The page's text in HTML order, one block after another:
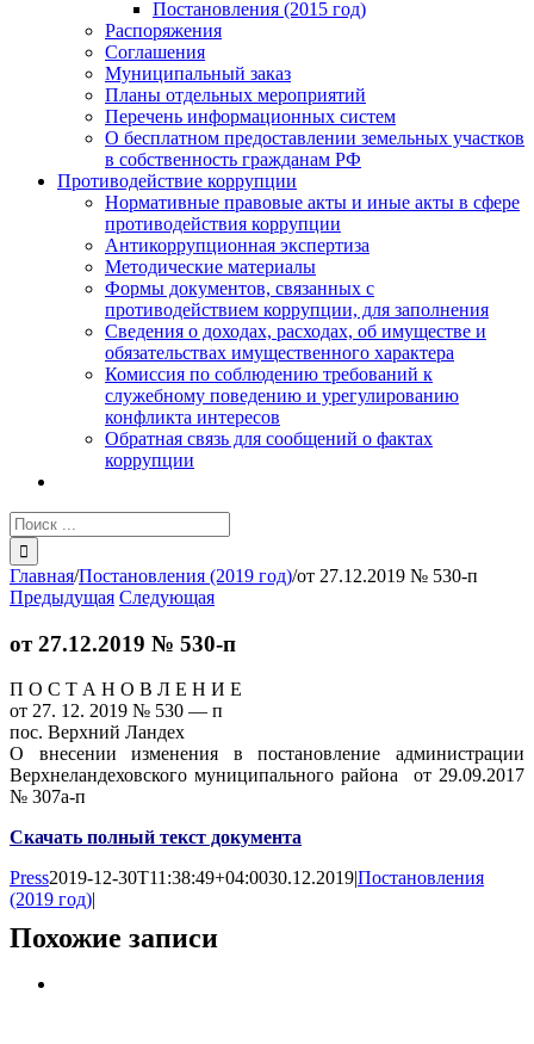
Постановления (2015 год)
Распоряжения
Соглашения
Муниципальный заказ
Планы отдельных мероприятий
Перечень информационных систем
О бесплатном предоставлении земельных участков
в собственность гражданам РФ
Противодействие коррупции
Нормативные правовые акты и иные акты в сфере
противодействия коррупции
Антикоррупционная экспертиза
Методические материалы
Формы документов, связанных с
противодействием коррупции, для заполнения
Сведения о доходах, расходах, об имуществе и
обязательствах имущественного характера
Комиссия по соблюдению требований к
служебному поведению и урегулированию
конфликта интересов
Обратная связь для сообщений о фактах
коррупции
Результат
поиска:
Главная/Постановления (2019 год)/от 27.12.2019 № 530-п
Предыдущая Следующая
от 27.12.2019 № 530-п
П О С Т А Н О В Л Е Н И Е
от 27. 12. 2019 № 530 — п
пос. Верхний Ландех
О внесении изменения в постановление администрации
Верхнеландеховского муниципального района от 29.09.2017
№ 307а-п
Скачать полный текст документа
Press2019-12-30T11:38:49+04:0030.12.2019|Постановления
(2019 год)|
Похожие записи